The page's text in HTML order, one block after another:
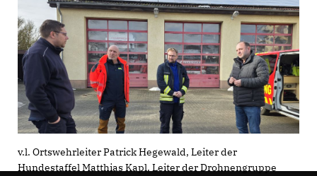
v.l. Ortswehrleiter Patrick Hegewald, Leiter der
Hundestaffel Matthias Kapl, Leiter der Drohnengruppe